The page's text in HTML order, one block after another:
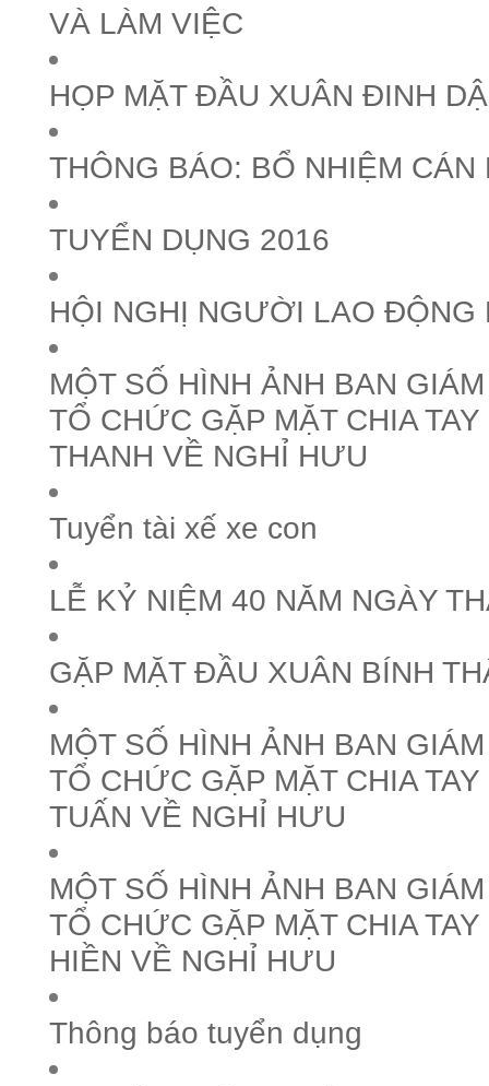
VÀ LÀM VIỆC
HỌP MẶT ĐẦU XUÂN ĐINH
THÔNG BÁO: BỔ NHIỆM
TUYỂN DỤNG 2016
HỘI NGHỊ NGƯỜI LAO ĐỘNG
MỘT SỐ HÌNH ẢNH BAN
TỔ CHỨC GẶP MẶT CHIA
THANH VỀ NGHỈ HƯU
Tuyển tài xế xe con
LỄ KỶ NIỆM 40 NĂM NGÀY
GẶP MẶT ĐẦU XUÂN BÍNH
MỘT SỐ HÌNH ẢNH BAN
TỔ CHỨC GẶP MẶT CHIA
TUẤN VỀ NGHỈ HƯU
MỘT SỐ HÌNH ẢNH BAN
TỔ CHỨC GẶP MẶT CHIA
HIỀN VỀ NGHỈ HƯU
Thông báo tuyển dụng